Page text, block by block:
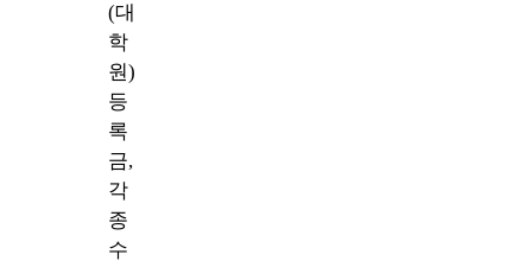
(대
학
원)
등
록
금,
각
종
수